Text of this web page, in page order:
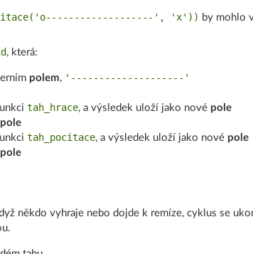
', 'x')) by mohlo
, která:
polem, '--------------------'
tah_hrace, a výsledek uloží jako nové pole
pole
tah_pocitace, a výsledek uloží jako nové pole
pole
někdo vyhraje nebo dojde k remíze, cyklus se